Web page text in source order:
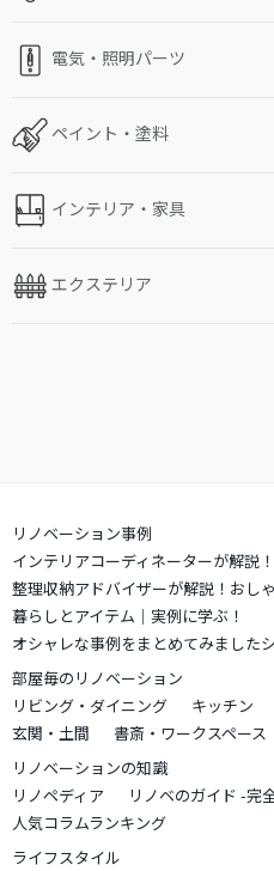
電気・照明パーツ
ペイント・塗料
インテリア・家具
エクステリア
リノベーション事例
インテリアコーディネーターが解説
整理収納アドバイザーが解説！おし
暮らしとアイテム｜実例に学ぶ！
オシャレな事例をまとめてみました
部屋毎のリノベーション
リビング・ダイニング
キッチン
玄関・土間
書斎・ワークスペース
リノベーションの知識
リノペディア
リノベのガイド -完
人気コラムランキング
ライフスタイル